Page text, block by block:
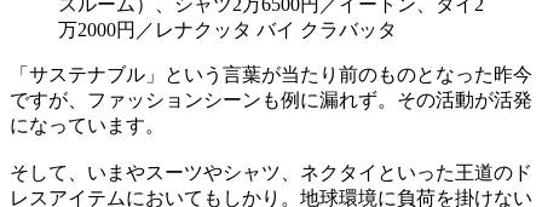
「サステナブル」という言葉が当たり前のものとなった昨今
ですが、ファッションシーンも例に漏れず。その活動が活発
になっています。
そして、いまやスーツやシャツ、ネクタイといった王道のド
レスアイテムにおいてもしかり。地球環境に負荷を掛けない